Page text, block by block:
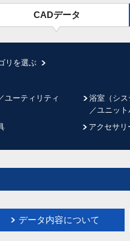
CADデータ
リを選ぶ
ユーティリティ
浴室（シ
／ユニット
アクセサ
データ内容について